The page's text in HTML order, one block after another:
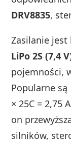
DRV8835,
Zasilanie
LiPo 2S (7,4
pojemności,
Popularne
× 25C = 2,75
on
silników,